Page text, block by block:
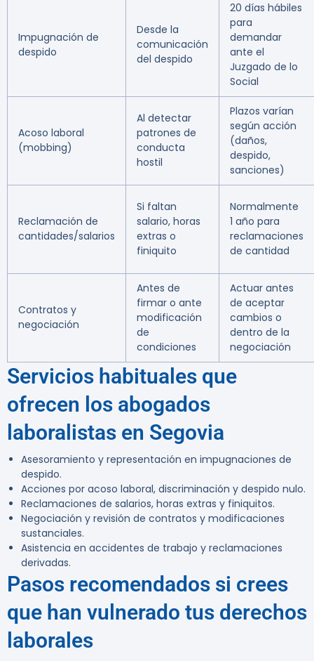
Impugnación de
despido
Desde la
comunicación
del despido
20 días hábiles
para
demandar
ante el
Juzgado de lo
Social
Acoso laboral
(mobbing)
Al detectar
patrones de
conducta
hostil
Plazos varían
según acción
(daños,
despido,
sanciones)
Reclamación de
cantidades/salarios
Si faltan
salario, horas
extras o
finiquito
Normalmente
1 año para
reclamaciones
de cantidad
Contratos y
negociación
Antes de
firmar o ante
modificación
de
condiciones
Actuar antes
de aceptar
cambios o
dentro de la
negociación
Servicios habituales que
ofrecen los abogados
laboralistas en Segovia
Asesoramiento y representación en impugnaciones de
despido.
Acciones por acoso laboral, discriminación y despido nulo.
Reclamaciones de salarios, horas extras y finiquitos.
Negociación y revisión de contratos y modificaciones
sustanciales.
Asistencia en accidentes de trabajo y reclamaciones
derivadas.
Pasos recomendados si crees
que han vulnerado tus derechos
laborales